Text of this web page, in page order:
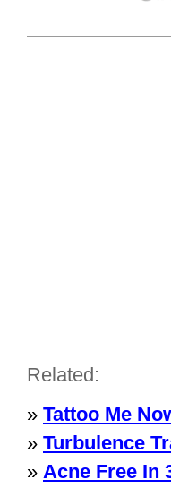
Related:
» Tattoo Me
» Turbulence
» Acne Free In